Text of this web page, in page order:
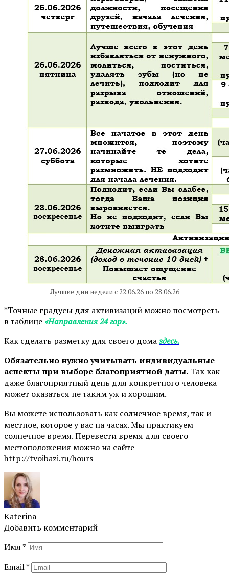
Лучшие дни недели с 22.06.26 по 28.06.26
*Точные градусы для активизаций можно посмотреть
в таблице«Направления 24 гор».
Как сделать разметку для своего домаздесь.
Обязательно нужно учитывать индивидуальные
аспекты при выборе благоприятной даты. Так как
даже благоприятный день для конкретного человека
может оказаться не таким уж и хорошим.
Вы можете использовать как солнечное время, так и
местное, которое у вас на часах. Мы практикуем
солнечное время. Перевести время для своего
местоположения можно на сайте
http://tvoibazi.ru/hours
Katerina
Добавить комментарий
Имя*
Email*